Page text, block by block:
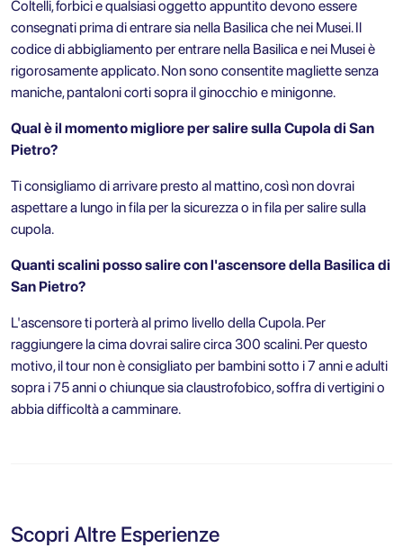
Coltelli, forbici e qualsiasi oggetto appuntito devono essere
consegnati prima di entrare sia nella Basilica che nei Musei. Il
codice di abbigliamento per entrare nella Basilica e nei Musei è
rigorosamente applicato. Non sono consentite magliette senza
maniche, pantaloni corti sopra il ginocchio e minigonne.
Qual è il momento migliore per salire sulla Cupola di San
Pietro?
Ti consigliamo di arrivare presto al mattino, così non dovrai
aspettare a lungo in fila per la sicurezza o in fila per salire sulla
cupola.
Quanti scalini posso salire con l'ascensore della Basilica di
San Pietro?
L'ascensore ti porterà al primo livello della Cupola. Per
raggiungere la cima dovrai salire circa 300 scalini. Per questo
motivo, il tour non è consigliato per bambini sotto i 7 anni e adulti
sopra i 75 anni o chiunque sia claustrofobico, soffra di vertigini o
abbia difficoltà a camminare.
Scopri Altre Esperienze